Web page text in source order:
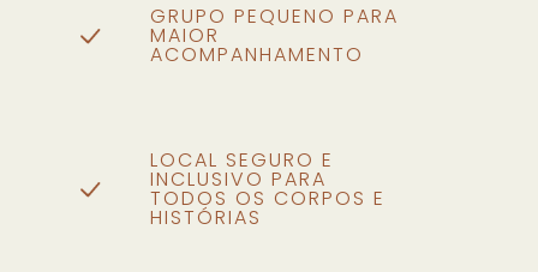
GRUPO PEQUENO PARA
MAIOR
ACOMPANHAMENTO
LOCAL SEGURO E
INCLUSIVO PARA
TODOS OS CORPOS E
HISTÓRIAS